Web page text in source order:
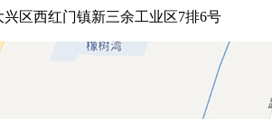
区西红门镇新三余工业区7排6号